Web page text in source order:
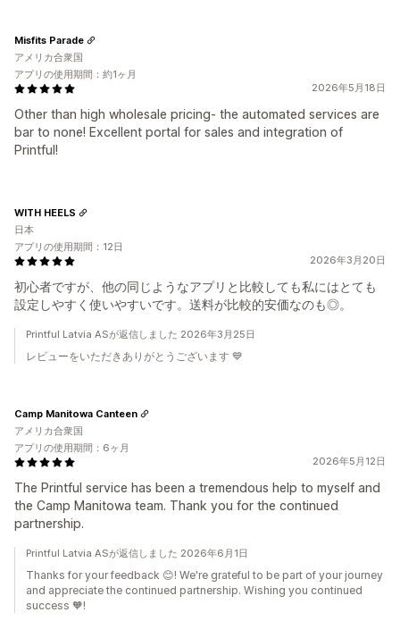
2026年5月18日
Other than high wholesale pricing- the automated services are
bar to none! Excellent portal for sales and integration of
Printful!
Misfits Parade
アメリカ合衆国
アプリの使用期間：約1ヶ月
2026年3月20日
初心者ですが、他の同じようなアプリと比較しても私にはとても
設定しやすく使いやすいです。送料が比較的安価なのも◎。
WITH HEELS
日本
アプリの使用期間：12日
Printful Latvia ASが返信しました 2026年3月25日
レビューをいただきありがとうございます 💙
2026年5月12日
The Printful service has been a tremendous help to myself and
the Camp Manitowa team. Thank you for the continued
partnership.
Camp Manitowa Canteen
アメリカ合衆国
アプリの使用期間：6ヶ月
Printful Latvia ASが返信しました 2026年6月1日
Thanks for your feedback 😊! We're grateful to be part of your journey
and appreciate the continued partnership. Wishing you continued
success 🧡!